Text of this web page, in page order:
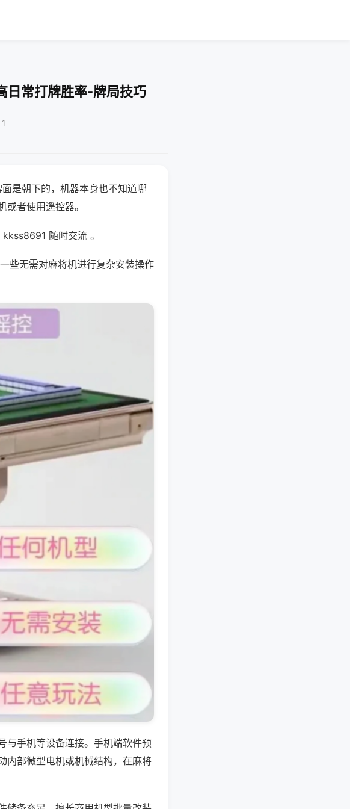
日常打牌胜率-牌局技巧
是朝下的，机器本身也不知道哪
者使用遥控器。
随时交流 。
些无需对麻将机进行复杂安装操作
与手机等设备连接。手机端软件预
内部微型电机或机械结构，在麻将